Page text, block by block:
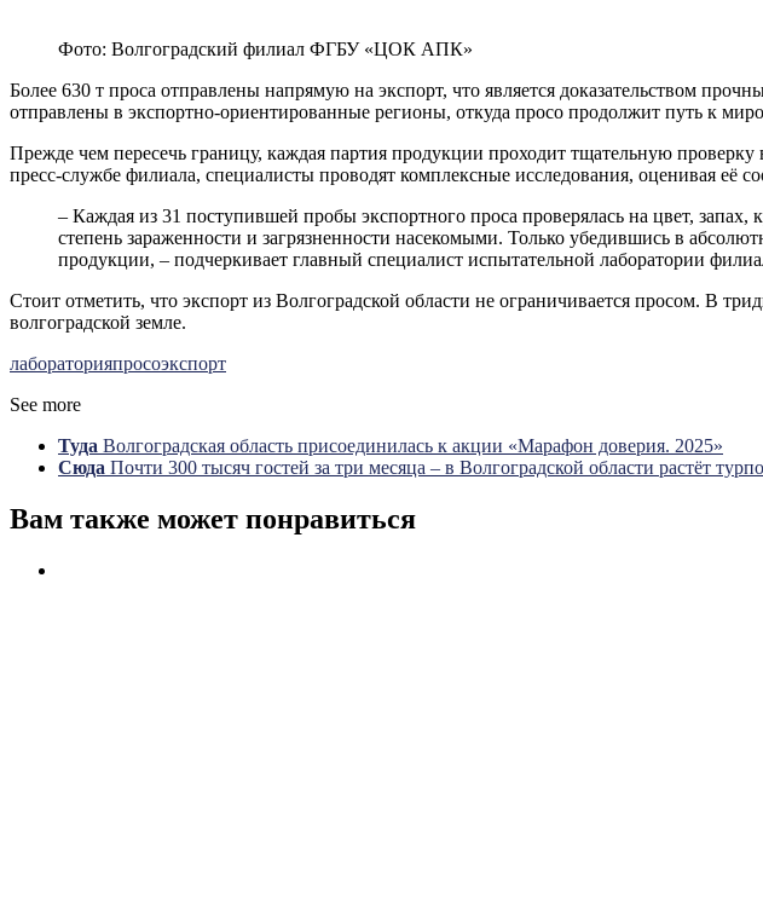
Фото: Волгоградский филиал ФГБУ «ЦОК АПК»
Более 630 т проса отправлены напрямую на экспорт, что является доказательством
отправлены в экспортно-ориентированные регионы, откуда просо продолжит путь к
Прежде чем пересечь границу, каждая партия продукции проходит тщательную
пресс-службе филиала, специалисты проводят комплексные исследования, оценивая
– Каждая из 31 поступившей пробы экспортного проса проверялась на цвет,
степень зараженности и загрязненности насекомыми. Только убедившись в
продукции, – подчеркивает главный специалист испытательной лаборатории
Стоит отметить, что экспорт из Волгоградской области не ограничивается просом. В
волгоградской земле.
лабораторияпросоэкспорт
See more
Туда Волгоградская область присоединилась к акции «Марафон доверия. 2025»
Сюда Почти 300 тысяч гостей за три месяца – в Волгоградской области растёт
Вам также может понравиться